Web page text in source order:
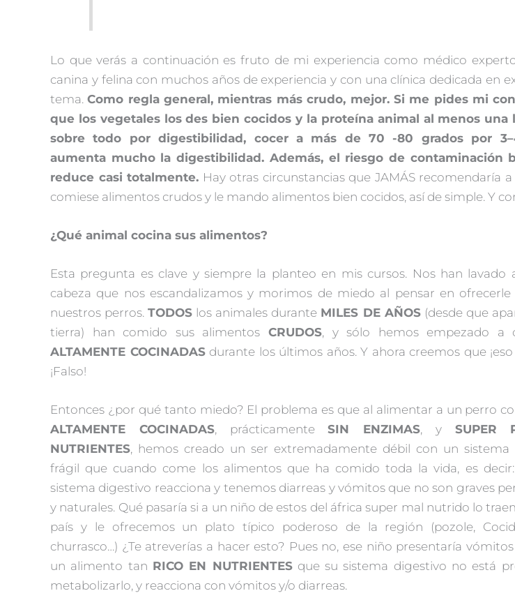
Lo que verás a continuación es fruto de mi experiencia como médico
canina y felina con muchos años de experiencia y con una clínica dedicada en
tema.Como regla general, mientras más crudo, mejor. Si me pides mi
que los vegetales los des bien cocidos y la proteína animal al menos una
sobre todo por digestibilidad, cocer a más de 70 -80 grados por
aumenta mucho la digestibilidad. Además, el riesgo de contaminación
reduce casi totalmente. Hay otras circunstancias que JAMÁS recomendaría
comiese alimentos crudos y le mando alimentos bien cocidos, así de simple. Y
¿Qué animal cocina sus alimentos?
Esta pregunta es clave y siempre la planteo en mis cursos. Nos han lavado
cabeza que nos escandalizamos y morimos de miedo al pensar en
nuestros perros.TODOS los animales durante MILES DE AÑOS(desde que
tierra) han comido sus alimentos CRUDOS, y sólo hemos empezado a
ALTAMENTE COCINADASdurante los últimos años. Y ahora creemos que
¡Falso!
Entonces ¿por qué tanto miedo? El problema es que al alimentar a un perro
ALTAMENTE COCINADAS, prácticamenteSIN ENZIMAS, y SUPER
NUTRIENTES, hemos creado un ser extremadamente débil con un sistema
frágil que cuando come los alimentos que ha comido toda la vida, es decir:
sistema digestivo reacciona y tenemos diarreas y vómitos que no son graves
y naturales. Qué pasaría si a un niño de estos del áfrica super mal nutrido lo
país y le ofrecemos un plato típico poderoso de la región (pozole,
churrasco…) ¿Te atreverías a hacer esto? Pues no, ese niño presentaría
un alimento tan RICO EN NUTRIENTESque su sistema digestivo no está
metabolizarlo, y reacciona con vómitos y/o diarreas.